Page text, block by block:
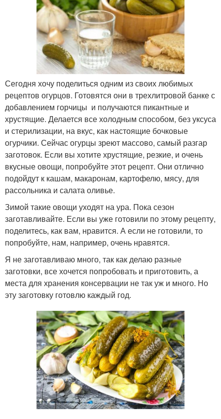
Сегодня хочу поделиться одним из своих любимых
рецептов огурцов. Готовятся они в трехлитровой банке с
добавлением горчицы и получаются пикантные и
хрустящие. Делается все холодным способом, без уксуса
и стерилизации, на вкус, как настоящие бочковые
огурчики. Сейчас огурцы зреют массово, самый разгар
заготовок. Если вы хотите хрустящие, резкие, и очень
вкусные овощи, попробуйте этот рецепт. Они отлично
подойдут к кашам, макаронам, картофелю, мясу, для
рассольника и салата оливье.
Зимой такие овощи уходят на ура. Пока сезон
заготавливайте. Если вы уже готовили по этому рецепту,
поделитесь, как вам, нравится. А если не готовили, то
попробуйте, нам, например, очень нравятся.
Я не заготавливаю много, так как делаю разные
заготовки, все хочется попробовать и приготовить, а
места для хранения консервации не так уж и много. Но
эту заготовку готовлю каждый год.